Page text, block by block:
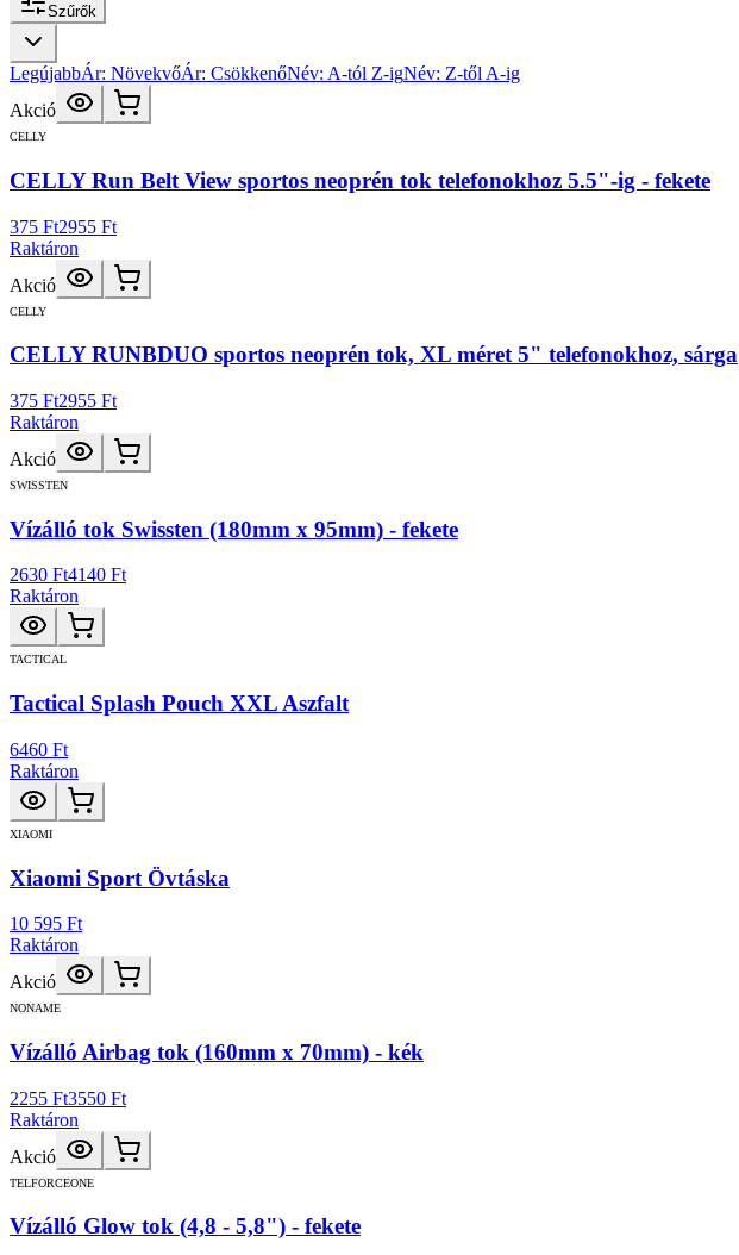
Szűrők
LegújabbÁr: NövekvőÁr: CsökkenőNév: A-tól Z-igNév: Z-től A-ig
Akció
CELLY
CELLY Run Belt View sportos neoprén tok telefonokhoz 5.5"-ig - fekete
375 Ft2955 Ft
Raktáron
Akció
CELLY
CELLY RUNBDUO sportos neoprén tok, XL méret 5" telefonokhoz, sárga
375 Ft2955 Ft
Raktáron
Akció
SWISSTEN
Vízálló tok Swissten (180mm x 95mm) - fekete
2630 Ft4140 Ft
Raktáron
TACTICAL
Tactical Splash Pouch XXL Aszfalt
6460 Ft
Raktáron
XIAOMI
Xiaomi Sport Övtáska
10 595 Ft
Raktáron
Akció
NONAME
Vízálló Airbag tok (160mm x 70mm) - kék
2255 Ft3550 Ft
Raktáron
Akció
TELFORCEONE
Vízálló Glow tok (4,8 - 5,8") - fekete